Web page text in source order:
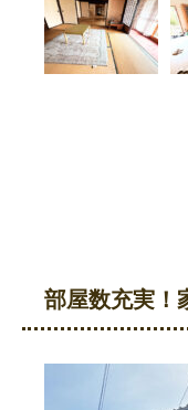
部屋数充実！